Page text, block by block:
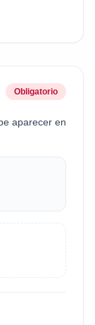
Obligatorio
aparecer en